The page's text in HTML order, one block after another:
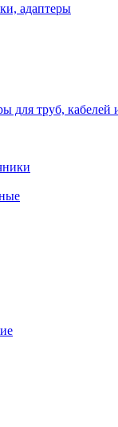
адаптеры
для труб, кабелей